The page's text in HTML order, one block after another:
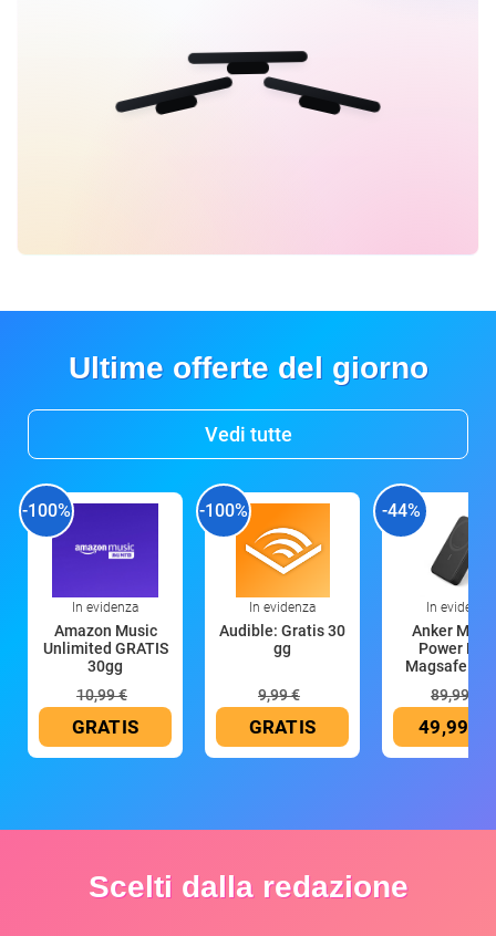
Ultime offerte del giorno
Vedi tutte
-100%
In evidenza
Amazon Music
Unlimited GRATIS
30gg
10,99 €
GRATIS
-100%
In evidenza
Audible: Gratis 30
gg
9,99 €
GRATIS
-44%
In evidenza
Anker
Power
Magsafe
89,99 €
49,99 €
Scelti dalla redazione